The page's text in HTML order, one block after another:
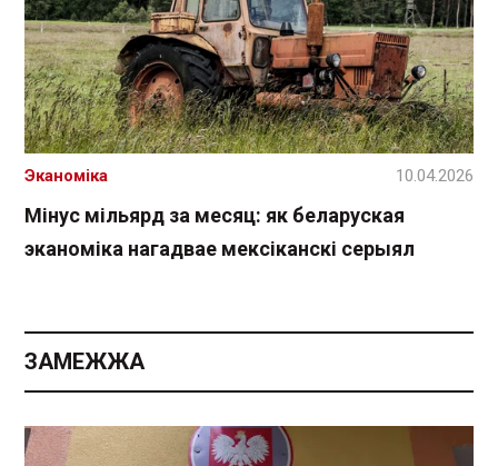
Мінус мільярд за месяц: як беларуская
эканоміка нагадвае мексіканскі серыял
Эканоміка 10.04.2026
ЗАМЕЖЖА